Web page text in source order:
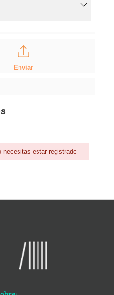
Enviar
necesitas estar registrado